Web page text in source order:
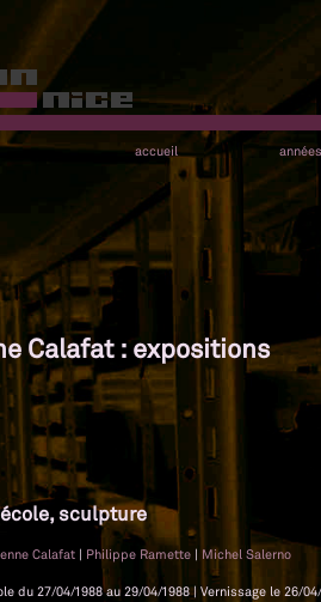
accueil années
Calafat : expositions
sculpture
Calafat | Philippe Ramette | Michel Salerno
du 27/04/1988 au 29/04/1988 | Vernissage le 26/04/